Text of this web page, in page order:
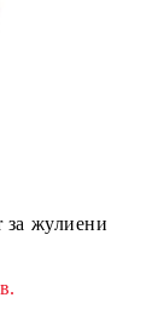
за жулиени